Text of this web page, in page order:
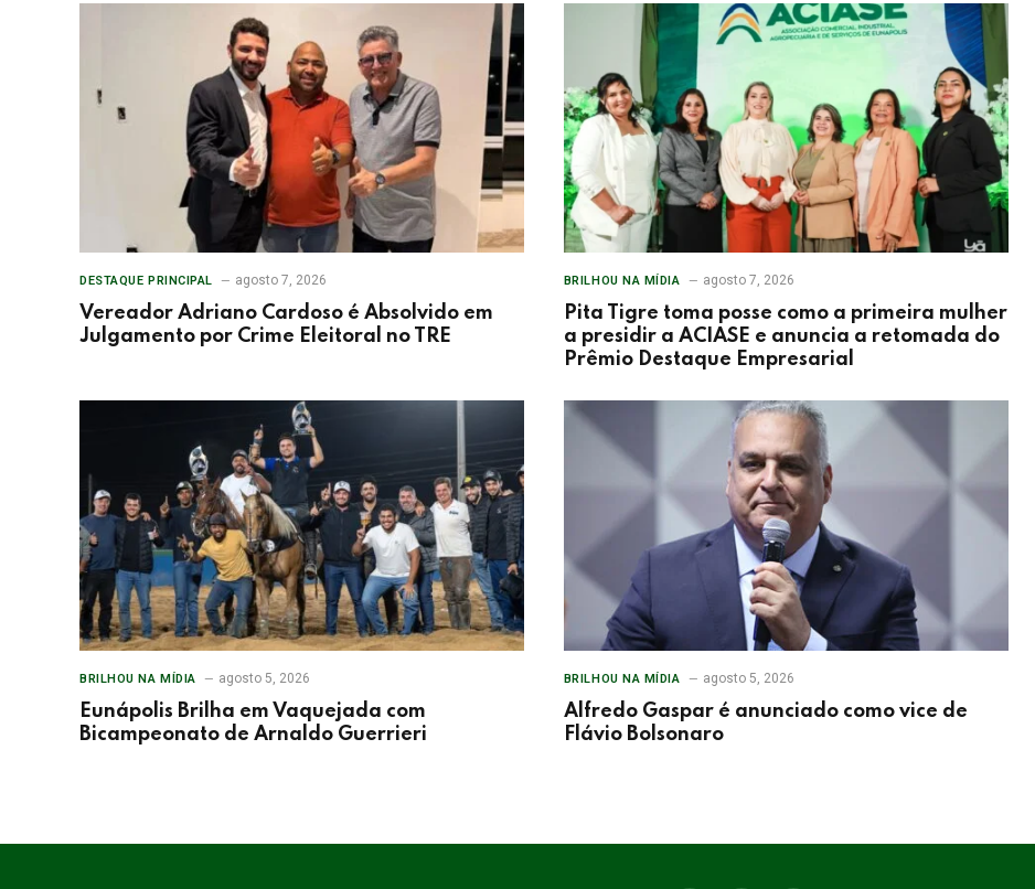
DESTAQUE PRINCIPAL agosto 7, 2026
Vereador Adriano Cardoso é Absolvido em
Julgamento por Crime Eleitoral no TRE
BRILHOU NA MÍDIA agosto 7, 2026
Pita Tigre toma posse como a primeira mulher
a presidir a ACIASE e anuncia a retomada do
Prêmio Destaque Empresarial
BRILHOU NA MÍDIA agosto 5, 2026
Eunápolis Brilha em Vaquejada com
Bicampeonato de Arnaldo Guerrieri
BRILHOU NA MÍDIA agosto 5, 2026
Alfredo Gaspar é anunciado como vice de
Flávio Bolsonaro